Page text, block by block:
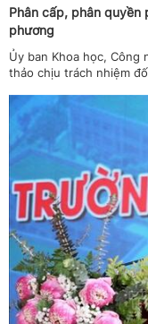
Phân cấp, phân
phương
Ủy ban Khoa học, Công
thảo chịu trách nhiệm